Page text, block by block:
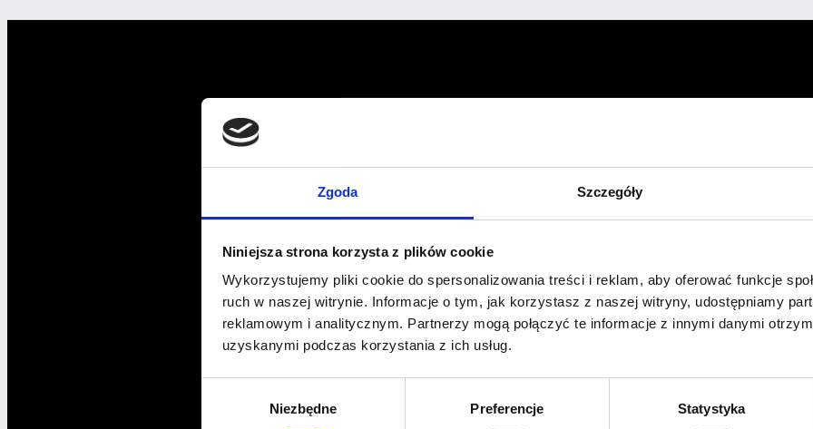
Zgoda Szczegóły
Niniejsza strona korzysta z plików cookie
Wykorzystujemy pliki cookie do spersonalizowania treści i reklam, aby oferować funkcje
ruch w naszej witrynie. Informacje o tym, jak korzystasz z naszej witryny, udostępniamy
reklamowym i analitycznym. Partnerzy mogą połączyć te informacje z innymi danymi
uzyskanymi podczas korzystania z ich usług.
Niezbędne Preferencje Statystyka
emocji
Profil tiktok Czerwona Szpilka
Profil youtube Czerwona
Szpilka
Kontakt
kontakt@czerwonaszpilka.pl
+48 577 333 077